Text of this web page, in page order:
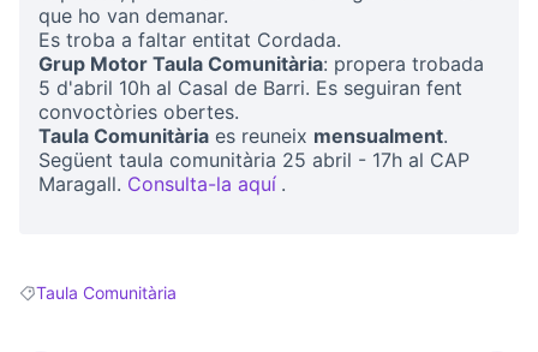
que ho van demanar.
Es troba a faltar entitat Cordada.
Grup Motor Taula Comunitària: propera trobada
5 d'abril 10h al Casal de Barri. Es seguiran fent
convoctòries obertes.
Taula Comunitària es reuneix mensualment.
Següent taula comunitària 25 abril - 17h al CAP
Maragall. Consulta-la aquí .
Resultats en filtrar per: Taula Comunitària
Taula Comunitària